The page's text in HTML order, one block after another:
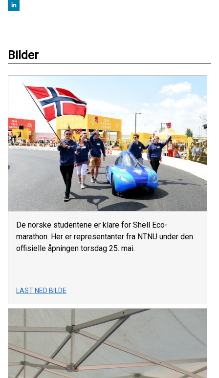
Bilder
De norske studentene er klare for Shell Eco-
marathon. Her er representanter fra NTNU under den
offisielle åpningen torsdag 25. mai.
LAST NED BILDE